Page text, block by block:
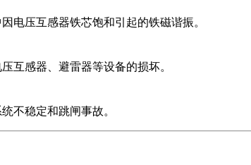
电压互感器铁芯饱和引起的铁磁谐振。
互感器、避雷器等设备的损坏。
不稳定和跳闸事故。